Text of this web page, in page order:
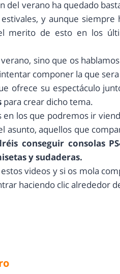
del verano ha quedado
y aunque
merito de esto en los
sino que os
componer la que
ofrece su espectáculo
para crear dicho tema.
los que podremos ir
aquellos que
conseguir consolas
y sudaderas.
videos y si os mola
haciendo clic alrededor